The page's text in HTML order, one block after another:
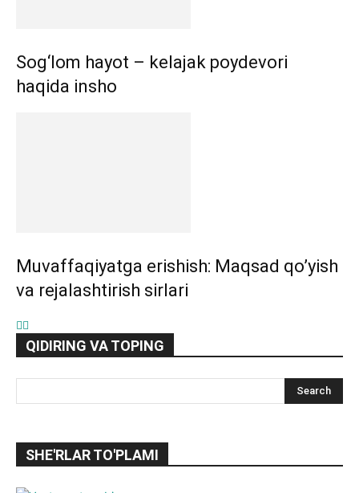
Sog‘lom hayot – kelajak poydevori
haqida insho
Muvaffaqiyatga erishish: Maqsad qo’yish
va rejalashtirish sirlari
QIDIRING VA TOPING
SHE'RLAR TO'PLAMI